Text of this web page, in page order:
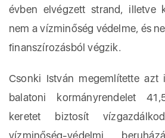
évben elvégzett strand, illetve
nem a vízminőség védelme, és
finanszírozásból végzik.
Csonki István megemlítette
balatoni kormányrendelet
keretet biztosít
vízminőség-védelmi